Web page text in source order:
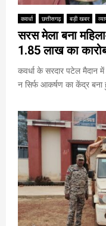
कवर्धा छत्तीसगढ़ बड़ी खबर
सरस मेला बना
1.85 लाख का
कवर्धा के सरदार पटेल मैदान
न सिर्फ आकर्षण का केंद्र बना